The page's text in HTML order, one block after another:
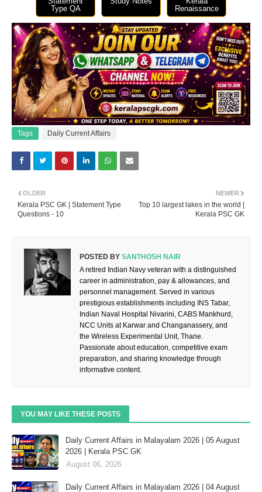
Type QA
Renaissance
Tags Daily Current Affairs
NEWER
Top 10 largest lakes in the world |
Kerala PSC GK
OLDER
Kerala PSC GK | Statement Type
Questions - 10
POSTED BY SANTHOSH NAIR
A retired Indian Navy veteran with a distinguished
career in administration, pay & allowances, and
personnel management. Served in various
prestigious establishments including INS Tabar,
Indian Naval Hospital Nivarini, CABS Mankhurd,
NCC Units at Karwar and Changanassery, and
the Wireless Experimental Unit, Thane.
Passionate about education, competitive exam
preparation, and sharing knowledge through
informative content.
YOU MAY LIKE THESE POSTS
Daily Current Affairs in Malayalam 2026 | 05 August
2026 | Kerala PSC GK
August 06, 2026
Daily Current Affairs in Malayalam 2026 | 04 August